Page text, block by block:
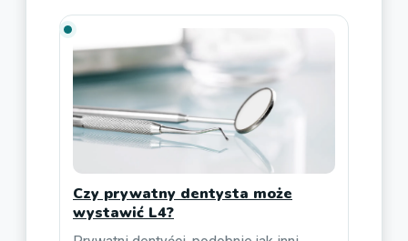
Czy prywatny dentysta może
wystawić L4?